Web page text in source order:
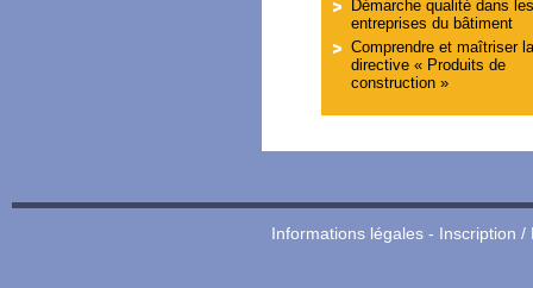
Démarche qualité dans les
entreprises du bâtiment
Comprendre et maîtriser la
directive « Produits de
construction »
Informations légales- Inscription